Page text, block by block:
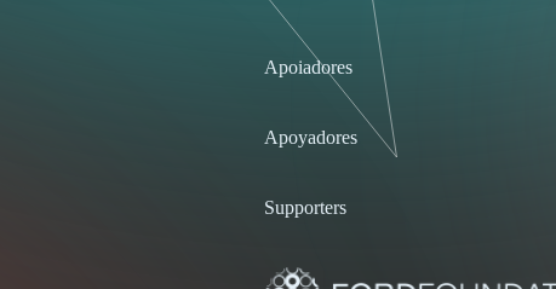
Apoiadores
Apoyadores
Supporters